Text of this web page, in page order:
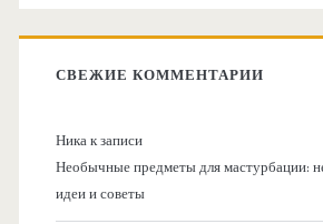
СВЕЖИЕ КОММЕНТАРИИ
Никак записи
Необычные предметы для мастурбации:
идеи и советы